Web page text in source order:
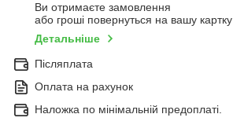
Ви отримаєте замовлення
або гроші повернуться на вашу картку
Детальніше
Післяплата
Оплата на рахунок
Наложка по мінімальній предоплаті.